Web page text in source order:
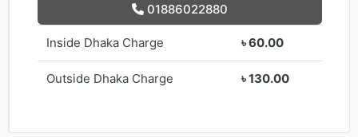
01886022880
Inside Dhaka Charge ৳ 60.00
Outside Dhaka Charge ৳ 130.00